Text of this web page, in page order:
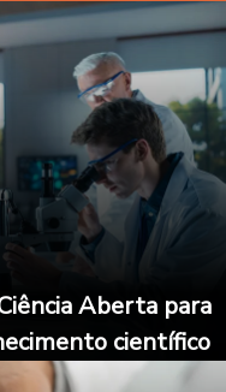
Aberta para
científico